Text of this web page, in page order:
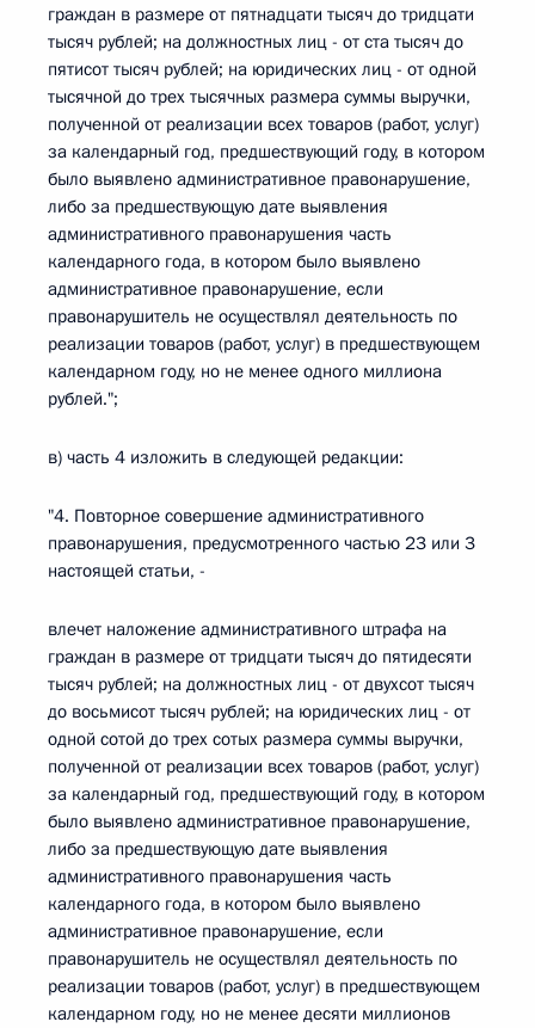
граждан в размере от пятнадцати тысяч до тридцати
тысяч рублей; на должностных лиц - от ста тысяч до
пятисот тысяч рублей; на юридических лиц - от одной
тысячной до трех тысячных размера суммы выручки,
полученной от реализации всех товаров (работ, услуг)
за календарный год, предшествующий году, в котором
было выявлено административное правонарушение,
либо за предшествующую дате выявления
административного правонарушения часть
календарного года, в котором было выявлено
административное правонарушение, если
правонарушитель не осуществлял деятельность по
реализации товаров (работ, услуг) в предшествующем
календарном году, но не менее одного миллиона
рублей.";
в) часть 4 изложить в следующей редакции:
"4. Повторное совершение административного
правонарушения, предусмотренного частью 23 или 3
настоящей статьи, -
влечет наложение административного штрафа на
граждан в размере от тридцати тысяч до пятидесяти
тысяч рублей; на должностных лиц - от двухсот тысяч
до восьмисот тысяч рублей; на юридических лиц - от
одной сотой до трех сотых размера суммы выручки,
полученной от реализации всех товаров (работ, услуг)
за календарный год, предшествующий году, в котором
было выявлено административное правонарушение,
либо за предшествующую дате выявления
административного правонарушения часть
календарного года, в котором было выявлено
административное правонарушение, если
правонарушитель не осуществлял деятельность по
реализации товаров (работ, услуг) в предшествующем
календарном году, но не менее десяти миллионов